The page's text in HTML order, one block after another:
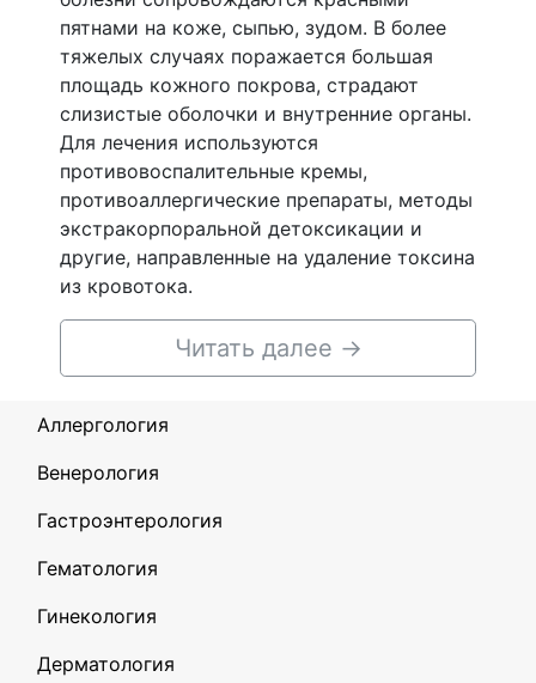
пятнами на коже, сыпью, зудом. В более
тяжелых случаях поражается большая
площадь кожного покрова, страдают
слизистые оболочки и внутренние органы.
Для лечения используются
противовоспалительные кремы,
противоаллергические препараты, методы
экстракорпоральной детоксикации и
другие, направленные на удаление токсина
из кровотока.
Читать далее →
Аллергология
Венерология
Гастроэнтерология
Гематология
Гинекология
Дерматология